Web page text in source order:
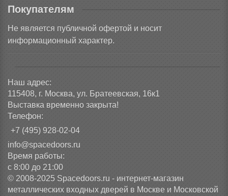
Покупателям
Не является публичной офертой и носит
информационный характер.
Наш адрес:
115408, г. Москва, ул. Братеевская, 16к1
Выставка временно закрыта!
Телефон:
+7 (495) 928-02-04
info@spacedoors.ru
Время работы:
с 8:00 до 21:00
© 2008-2025 Spacedoors.ru - интернет-магазин
металлических входных дверей в Москве и Московской